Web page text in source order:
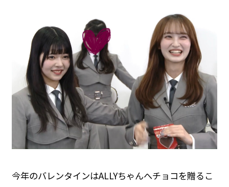
今年のバレンタインはALLYちゃんへチョコを贈るこ